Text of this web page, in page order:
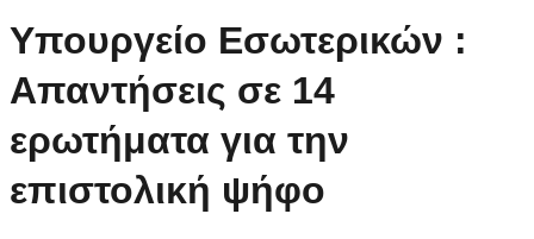
Υπουργείο Εσωτερικών :
Απαντήσεις σε 14
ερωτήματα για την
επιστολική ψήφο